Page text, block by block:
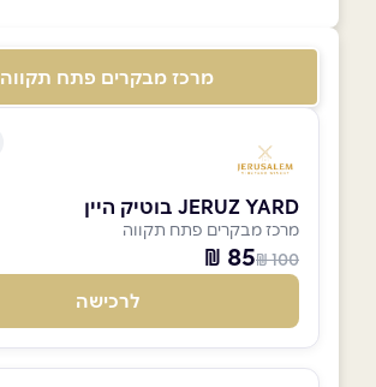
מרכז מבקרים פתח תקווה
JERUZ YARD בוטיק היין
מרכז מבקרים פתח תקווה
100 ₪
85 ₪
לרכישה